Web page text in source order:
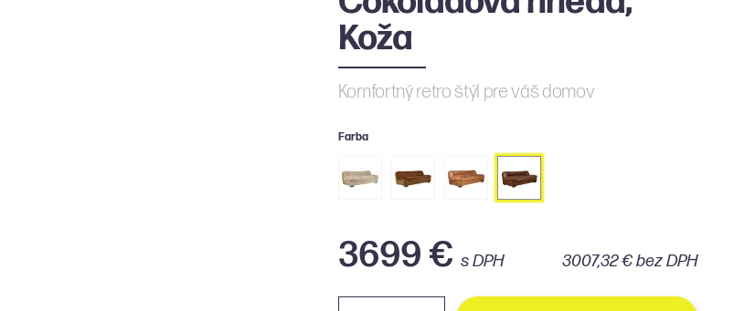
Koža
Komfortný retro štýl pre váš domov
Farba
3699 € s DPH 3007,32 € bez DPH